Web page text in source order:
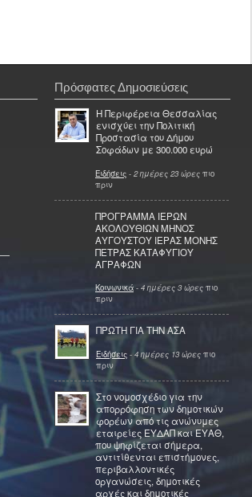
Πρόσφατες Δημοσιεύσεις
Η Περιφέρεια Θεσσαλίας
ενισχύει την Πολιτική
Προστασία του Δήμου
Σοφάδων με 300.000 ευρώ
Ειδήσεις - 2 ημέρες 23 ώρες πιο
πριν
ΠΡΟΓΡΑΜΜΑ ΙΕΡΩΝ
ΑΚΟΛΟΥΘΙΩΝ ΜΗΝΟΣ
ΑΥΓΟΥΣΤΟΥ ΙΕΡΑΣ ΜΟΝΗΣ
ΠΕΤΡΑΣ ΚΑΤΑΦΥΓΙΟΥ
ΑΓΡΑΦΩΝ
Κοινωνικά - 4 ημέρες 3 ώρες πιο
πριν
ΠΡΩΤΗ ΓΙΑ ΤΗΝ ΑΣΑ
Ειδήσεις - 4 ημέρες 13 ώρες πιο
πριν
Στο νομοσχέδιο για την
απορρόφηση των δημοτικών
φορέων από τις ανώνυμες
εταιρείες ΕΥΔΑΠ και ΕΥΑΘ,
που ψηφίζεται σήμερα,
αντιτίθενται επιστήμονες,
περιβαλλοντικές
οργανώσεις, δημοτικές
αρχές και δημοτικές